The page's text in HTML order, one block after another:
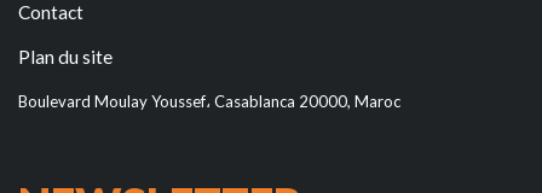
Contact
Plan du site
Boulevard Moulay Youssef، Casablanca 20000, Maroc